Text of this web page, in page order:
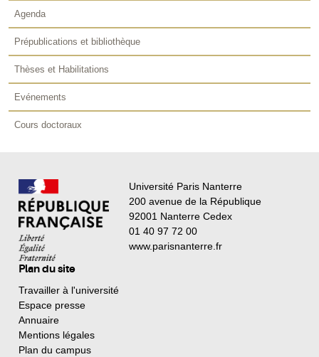
Agenda
Prépublications et bibliothèque
Thèses et Habilitations
Evénements
Cours doctoraux
Université Paris Nanterre
200 avenue de la République
92001 Nanterre Cedex
01 40 97 72 00
www.parisnanterre.fr
Plan du site
Travailler à l'université
Espace presse
Annuaire
Mentions légales
Plan du campus